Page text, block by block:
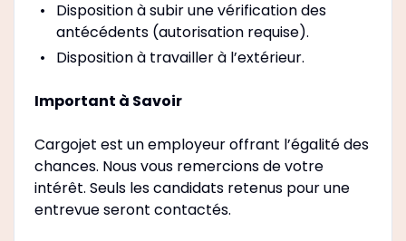
Disposition à subir une vérification des
antécédents (autorisation requise).
Disposition à travailler à l’extérieur.
Important à Savoir
Cargojet est un employeur offrant l’égalité des
chances. Nous vous remercions de votre
intérêt. Seuls les candidats retenus pour une
entrevue seront contactés.